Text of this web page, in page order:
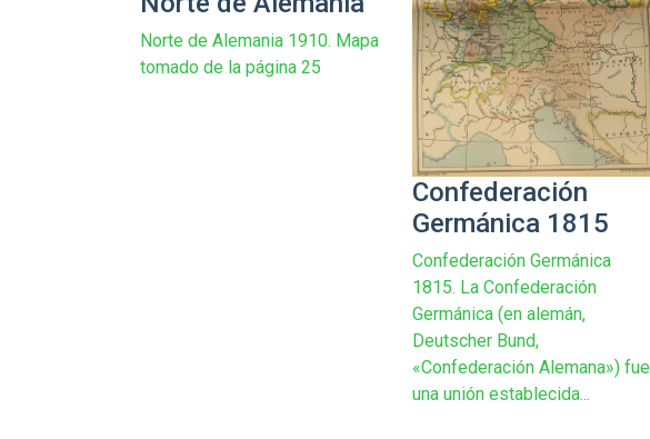
Confederación
Germánica 1815
Confederación Germánica
1815. La Confederación
Germánica (en alemán,
Deutscher Bund,
«Confederación Alemana») fue
una unión establecida...
Norte de Alemania 1910. Mapa
tomado de la página 25